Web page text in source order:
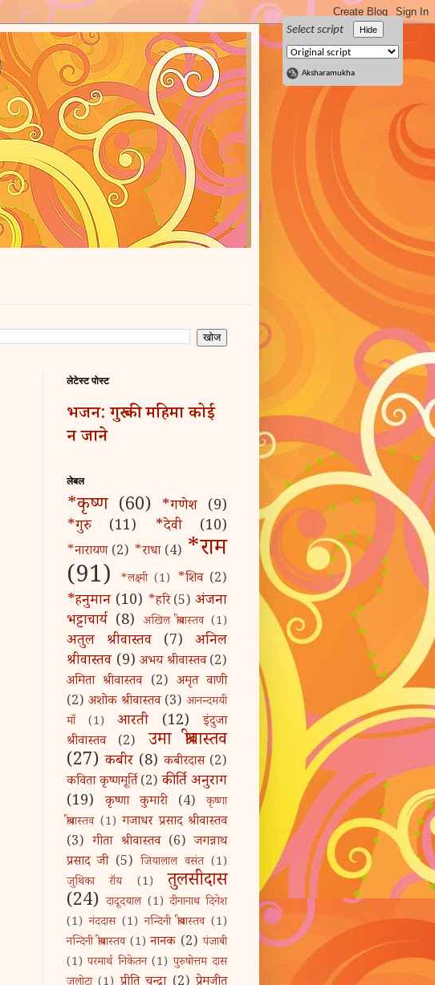
Select script Hide
Aksharamukha
लेटेस्ट पोस्ट
भजन: गुरु की महिमा कोई
न जाने
लेबल
*कृष्ण (60) *गणेश (9)
*गुरु
(11) *देवी (10)
*नारायण (2) *राधा (4) *राम
(91) *लक्ष्मी (1) *शिव (2)
*हनुमान (10) *हरि (5) अंजना
भट्टाचार्य (8) अखिल श्रीवास्तव (1)
अतुल श्रीवास्तव (7) अनिल
श्रीवास्तव (9) अभय श्रीवास्तव (2)
अमिता श्रीवास्तव (2) अमृत वाणी
(2) अशोक श्रीवास्तव (3) आनन्दमयी
माँ
(1) आरती (12)
इंदुजा
श्रीवास्तव
(2) उमा श्रीवास्तव
(27) कबीर (8) कबीरदास (2)
कविता कृष्णमूर्ति (2) कीर्ति अनुराग
(19) कृष्णा कुमारी (4)
कृष्णा
श्रीवास्तव (1) गजाधर प्रसाद श्रीवास्तव
(3) गीता श्रीवास्तव (6) जगन्नाथ
प्रसाद जी (5) जियालाल वसंत (1)
जुथिका रॉय
(1) तुलसीदास
(24) दादूदयाल (1) दीनानाथ दिनेश
(1) नंददास (1) नन्दिनी श्रीवास्तव (1)
नन्दिनी श्रीवास्तव (1) नानक (2) पंजाबी
(1) परमार्थ निकेतन (1) पुरुषोत्तम दास